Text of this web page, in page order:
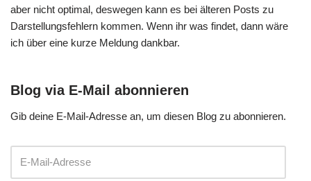
aber nicht optimal, deswegen kann es bei älteren Posts zu
Darstellungsfehlern kommen. Wenn ihr was findet, dann wäre
ich über eine kurze Meldung dankbar.
Blog via E-Mail abonnieren
Gib deine E-Mail-Adresse an, um diesen Blog zu abonnieren.